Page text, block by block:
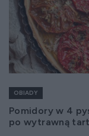
OBIADY
Pomidory w 4
po wytrawną